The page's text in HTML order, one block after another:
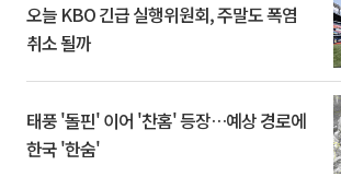
오늘 KBO 긴급 실행위원회, 주말도 폭염
취소 될까
태풍 '돌핀' 이어 '찬홈' 등장…예상 경로에
한국 '한숨'